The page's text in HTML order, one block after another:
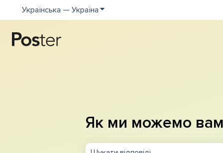
Українська — Україна Показати додаткове меню для
Як ми можемо